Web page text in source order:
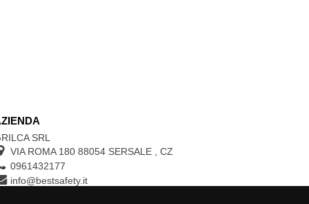
SRL
VIA ROMA 180 88054 SERSALE
CZ
0961432177
info@bestsafety.it